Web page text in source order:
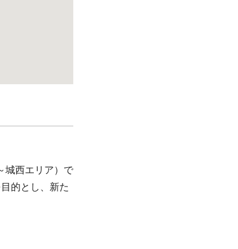
城西エリア）で
的とし、新た